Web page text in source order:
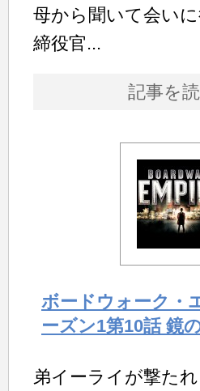
母から聞いて会い
締役官...
記事を
ボードウォーク・
ーズン1第10話 鏡
弟イーライが撃た